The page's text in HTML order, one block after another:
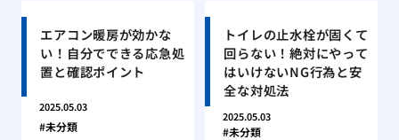
エアコン暖房が効かな
い！自分でできる応急処
置と確認ポイント
2025.05.03
未分類
トイレの止水栓が固くて
回らない！絶対にやって
はいけないNG行為と安
全な対処法
2025.05.03
未分類